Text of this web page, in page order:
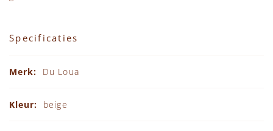
Specificaties
Du Loua
beige